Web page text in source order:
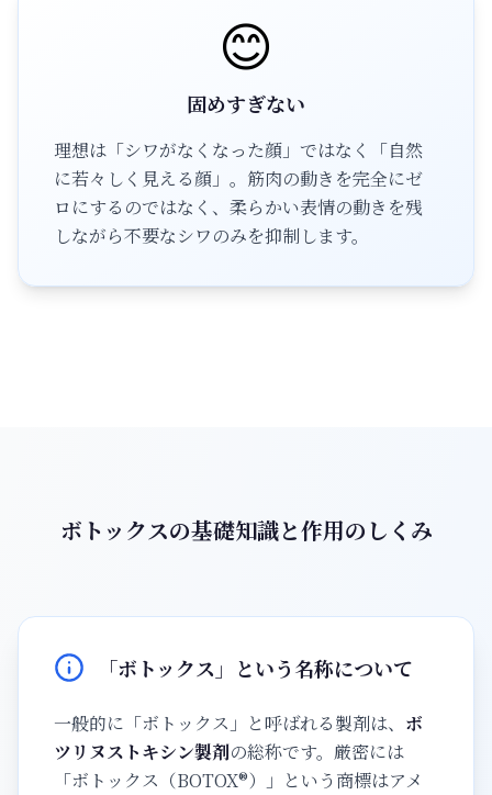
😊
固めすぎない
理想は「シワがなくなった顔」ではなく「自然
に若々しく見える顔」。筋肉の動きを完全にゼ
ロにするのではなく、柔らかい表情の動きを残
しながら不要なシワのみを抑制します。
ボトックスの基礎知識と作用のしくみ
「ボトックス」という名称について
一般的に「ボトックス」と呼ばれる製剤は、 ボ
ツリヌストキシン製剤の総称です。厳密には
「ボトックス（BOTOX®）」という商標はアメ